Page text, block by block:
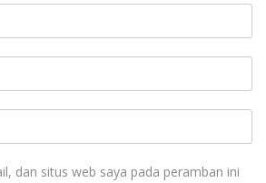
dan situs web saya pada peramban ini